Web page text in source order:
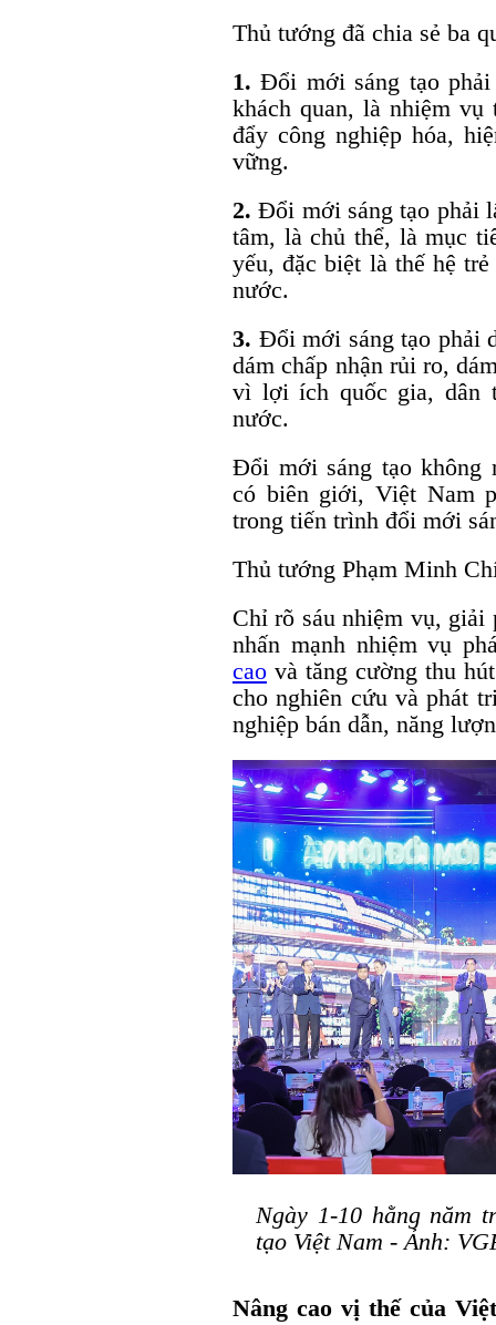
Thủ tướng đã chia sẻ ba
1.Đổi mới sáng tạo
khách quan, là nhiệm
đẩy công nghiệp hóa,
vững.
2.Đổi mới sáng tạo phải
tâm, là chủ thể, là mục
yếu, đặc biệt là thế hệ
nước.
3. Đổi mới sáng tạo phải
dám chấp nhận rủi ro,
vì lợi ích quốc gia, dân
nước.
Đổi mới sáng tạo không
có biên giới, Việt Nam
trong tiến trình đổi mới
Thủ tướng Phạm Minh
Chỉ rõ sáu nhiệm vụ,
nhấn mạnh nhiệm vụ
cao và tăng cường thu
cho nghiên cứu và phát
nghiệp bán dẫn, năng
Ngày 1-10 hằng năm
tạo Việt Nam - Ảnh:
Nâng cao vị thế của